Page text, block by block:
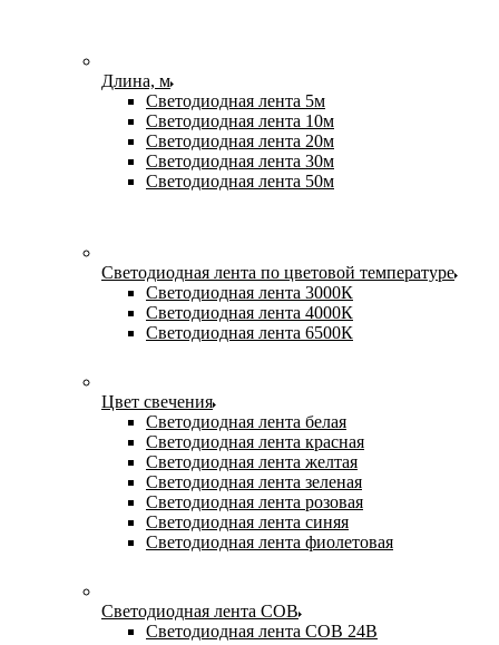
Длина, м
Светодиодная лента 5м
Светодиодная лента 10м
Светодиодная лента 20м
Светодиодная лента 30м
Светодиодная лента 50м
Светодиодная лента по цветовой температуре
Светодиодная лента 3000К
Светодиодная лента 4000К
Светодиодная лента 6500К
Цвет свечения
Светодиодная лента белая
Светодиодная лента красная
Светодиодная лента желтая
Светодиодная лента зеленая
Светодиодная лента розовая
Светодиодная лента синяя
Светодиодная лента фиолетовая
Светодиодная лента COB
Светодиодная лента COB 24В